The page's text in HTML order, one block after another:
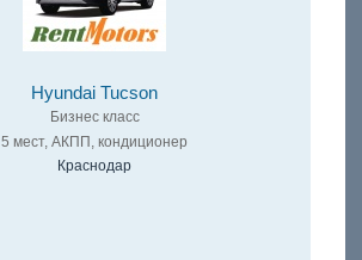
Hyundai Tucson
Бизнес класс
5 мест, АКПП, кондиционер
Краснодар